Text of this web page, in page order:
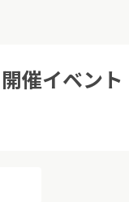
催イベント